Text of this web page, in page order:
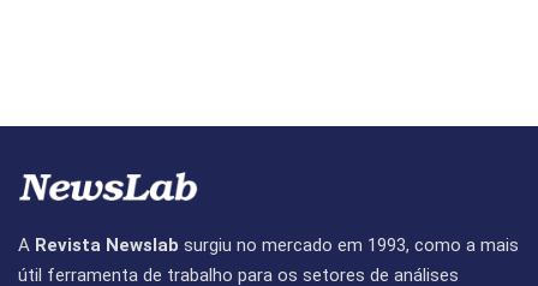
A Revista Newslab surgiu no mercado em 1993, como a mais
útil ferramenta de trabalho para os setores de análises